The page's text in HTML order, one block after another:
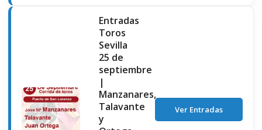
102,00 €
Entradas
Toros
Sevilla
25 de
septiembre
|
Manzanares,
Talavante
y
Ver Entradas